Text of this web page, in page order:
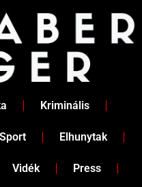
Kriminális
Sport Elhunytak
Vidék Press